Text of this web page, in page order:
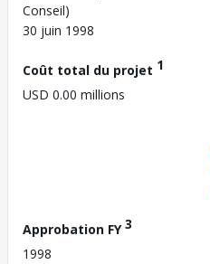
Conseil)
30 juin 1998
Coût total du projet 1
USD 0.00 millions
Approbation FY3
1998